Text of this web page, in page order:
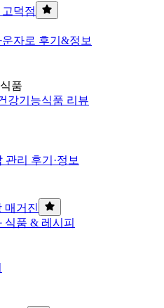
덕점
자로 후기&정보
품
강기능식품 리뷰
관리 후기·정보
매거진
식품 & 레시피